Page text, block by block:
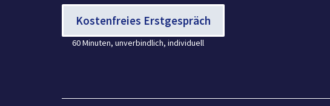
Kostenfreies Erstgespräch
60 Minuten, unverbindlich, individuell